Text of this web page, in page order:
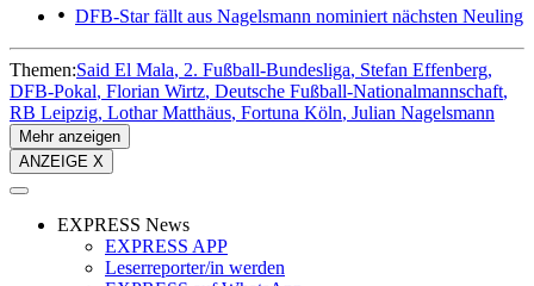
DFB-Star fällt aus Nagelsmann nominiert nächsten Neuling
Themen:Said El Mala 2. Fußball-Bundesliga Stefan Effenberg
DFB-Pokal Florian Wirtz Deutsche Fußball-Nationalmannschaft
RB Leipzig Lothar Matthäus Fortuna Köln Julian Nagelsmann
Mehr anzeigen
ANZEIGE X
EXPRESS News
EXPRESS APP
Leserreporter/in werden